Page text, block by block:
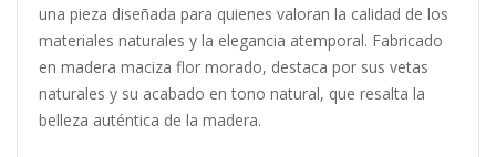
una pieza diseñada para quienes valoran la calidad de los
materiales naturales y la elegancia atemporal. Fabricado
en madera maciza flor morado, destaca por sus vetas
naturales y su acabado en tono natural, que resalta la
belleza auténtica de la madera.